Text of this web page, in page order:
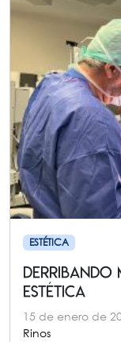
ESTÉTICA
DERRIBANDO
ESTÉTICA
15 de enero de
Rinos